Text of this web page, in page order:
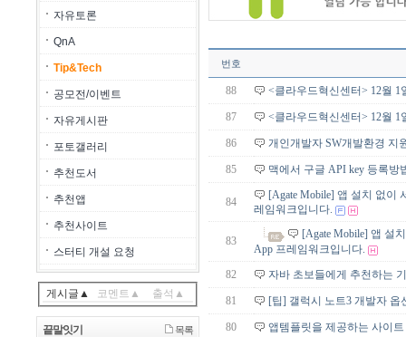
자유토론
QnA
Tip&Tech
공모전/이벤트
자유게시판
포토갤러리
추천도서
추천앱
추천사이트
스터티 개설 요청
게시글▲ 코멘트▲ 출석▲
끝말잇기 목록
번호
88 <클라우드혁신센터> 12월 1
87 <클라우드혁신센터> 12월 1
86 개인개발자 SW개발환경 지
85 맥에서 구글 API key 등록방
84
[Agate Mobile] 앱 설치 없이
레임워크입니다.
83
[Agate Mobile] 앱 설
App 프레임워크입니다.
82
자바 초보들에게 추천하는
81 [팁] 갤럭시 노트3 개발자 옵
80 앱템플릿을 제공하는 사이